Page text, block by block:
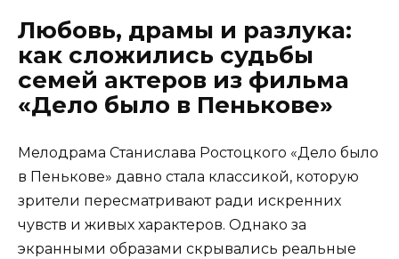
Любовь, драмы и разлука:
как сложились судьбы
семей актеров из фильма
«Дело было в Пенькове»
Мелодрама Станислава Ростоцкого «Дело было
в Пенькове» давно стала классикой, которую
зрители пересматривают ради искренних
чувств и живых характеров. Однако за
экранными образами скрывались реальные